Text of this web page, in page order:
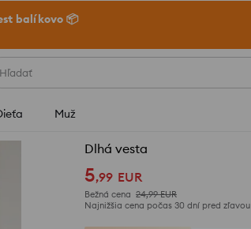
balíkovo 📦
Hľadať
Muž
Dlhá vesta
5,99 EUR
Bežná cena 24,99 EUR
Najnižšia cena počas 30 dní pred zľavou